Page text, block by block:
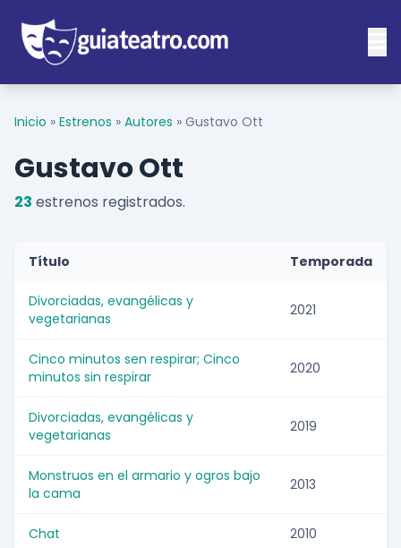
Inicio » Estrenos » Autores » Gustavo Ott
Gustavo Ott
23 estrenos registrados.
Título Temporada
Divorciadas, evangélicas y
vegetarianas
2021
Cinco minutos sen respirar; Cinco
minutos sin respirar
2020
Divorciadas, evangélicas y
vegetarianas
2019
Monstruos en el armario y ogros bajo
la cama
2013
Chat 2010